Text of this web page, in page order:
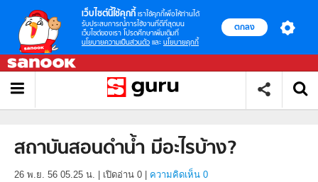
เว็บไซต์นี้ใช้คุกกี้ เราใช้คุกกี้เพื่อให้ท่านได้
รับประสบการณ์การใช้งานที่ดีที่สุดบน
เว็บไซต์ของเรา โปรดศึกษาเพิ่มเติมที่
นโยบายความเป็นส่วนตัว และ นโยบายคุกกี้
ตกลง
สถาบันสอนดำน้ำ มีอะไรบ้าง?
26 พ.ย. 56 05.25 น. เปิดอ่าน 0 ความคิดเห็น 0